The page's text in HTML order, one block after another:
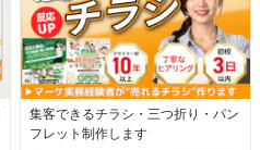
集客できるチラシ・三つ折り・パン
フレット制作します